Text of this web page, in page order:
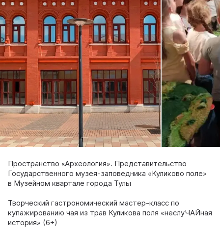
Пространство «Археология». Представительство
Государственного музея-заповедника «Куликово поле»
в Музейном квартале города Тулы
Творческий гастрономический мастер-класс по
купажированию чая из трав Куликова поля «неслуЧАЙная
история» (6+)